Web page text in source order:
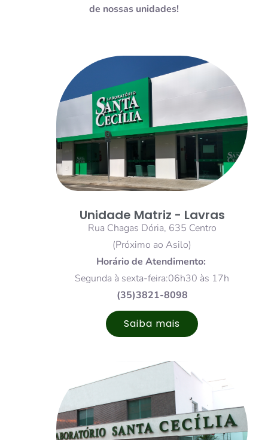
de nossas unidades!
Unidade Matriz - Lavras
Rua Chagas Dória, 635 Centro
(Próximo ao Asilo)
Horário de Atendimento:
Segunda à sexta-feira:06h30 às 17h
(35)3821-8098
Saiba mais